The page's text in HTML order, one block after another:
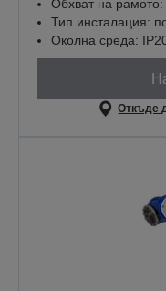
Обхват на
Тип инсталация:
Околна среда:
Откъде